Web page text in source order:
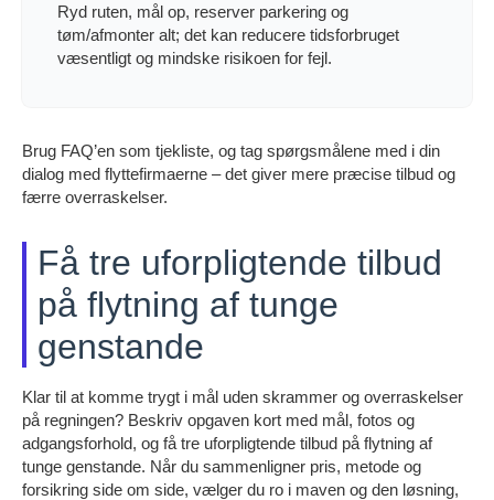
Ryd ruten, mål op, reserver parkering og
tøm/afmonter alt; det kan reducere tidsforbruget
væsentligt og mindske risikoen for fejl.
Brug FAQ’en som tjekliste, og tag spørgsmålene med i din
dialog med flyttefirmaerne – det giver mere præcise tilbud og
færre overraskelser.
Få tre uforpligtende tilbud
på flytning af tunge
genstande
Klar til at komme trygt i mål uden skrammer og overraskelser
på regningen? Beskriv opgaven kort med mål, fotos og
adgangsforhold, og få tre uforpligtende tilbud på flytning af
tunge genstande. Når du sammenligner pris, metode og
forsikring side om side, vælger du ro i maven og den løsning,